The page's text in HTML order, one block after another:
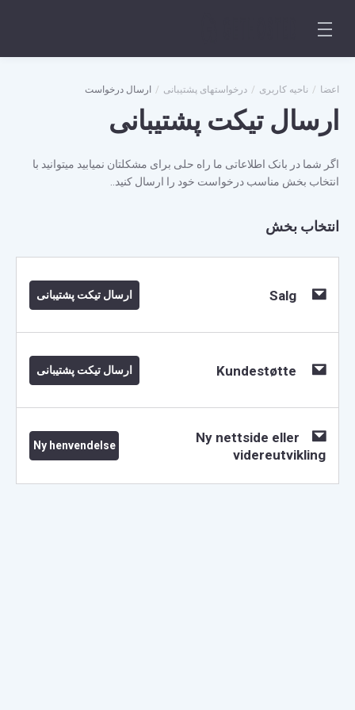
اعضا ناحیه کاربری درخواستهای پشتیبانی ارسال درخواست
ارسال تیکت پشتیبانی
اگر شما در بانک اطلاعاتی ما راه حلی برای مشکلتان نمیابید میتوانید با
انتخاب بخش مناسب درخواست خود را ارسال کنید..
انتخاب بخش
ارسال تیکت پشتیبانی
ارسال تیکت پشتیبانی
Ny nettside eller
videreutvikling
Ny henvendelse